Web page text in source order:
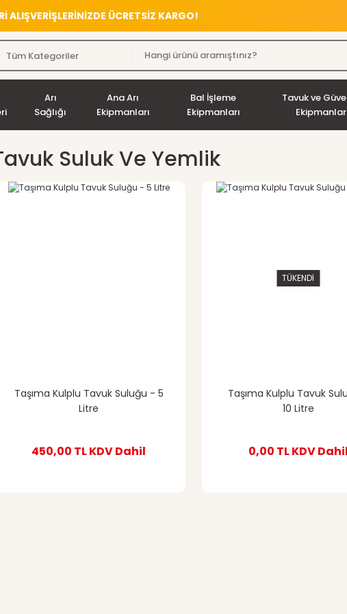
ALIŞVERİŞLERİNİZDE ÜCRETSİZ KARGO!
Arı
Sağlığı
Ana Arı
Ekipmanları
Bal İşleme
Ekipmanları
Tavuk ve
Suluk Ve Yemlik
Taşıma Kulplu Tavuk Suluğu - 5
Litre
450,00 TLKDV Dahil
TÜKENDİ
Taşıma Kulplu Tavuk
10 Litre
0,00 TLKDV Dahil